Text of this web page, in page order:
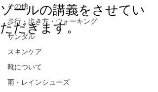
その他
歩行・歩き方・ウォーキング
サンダル
スキンケア
靴について
雨・レインシューズ
ソールの講義をさせてい
ただきます。